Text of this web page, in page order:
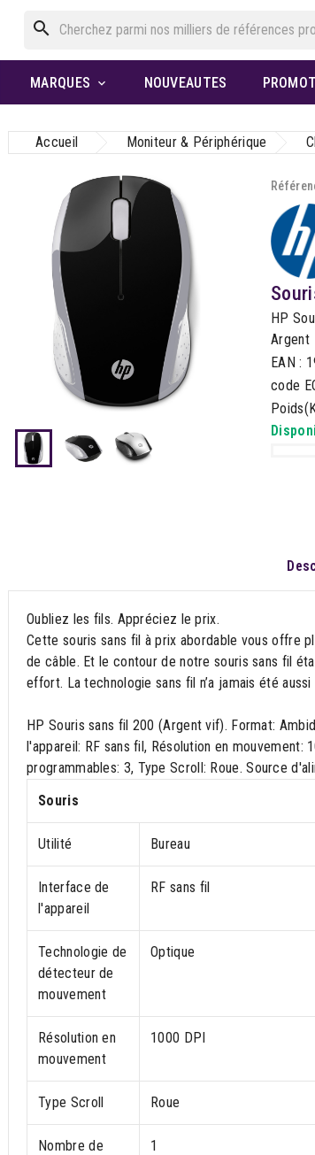
search
MARQUES  NOUVEAUTES
Accueil Moniteur & Périphérique
HP
Argent
EAN :
code
Oubliez les fils. Appréciez le prix.
Cette souris sans fil à prix abordable vous offre
de câble. Et le contour de notre souris sans fil
effort. La technologie sans fil n’a jamais été
HP Souris sans fil 200 (Argent vif). Format:
l'appareil: RF sans fil, Résolution en mouvement:
programmables: 3, Type Scroll: Roue. Source
Souris
Utilité Bureau
Interface de
l'appareil
RF sans fil
Technologie de
détecteur de
mouvement
Optique
Résolution en
mouvement
1000 DPI
Type Scroll Roue
Nombre de
1